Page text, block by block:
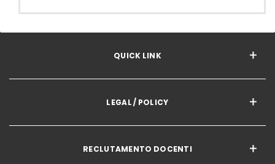
QUICK LINK
LEGAL / POLICY
RECLUTAMENTO DOCENTI